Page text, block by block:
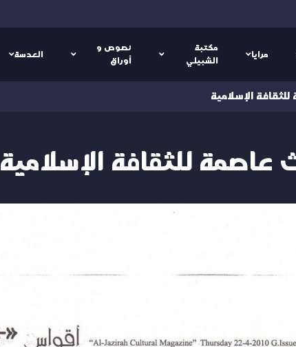
مرايا
مكتبة
الشبيلي
نصوص و
أوراق
العدسة
الإسلامية
عاصمة للثقافة الإسلامية